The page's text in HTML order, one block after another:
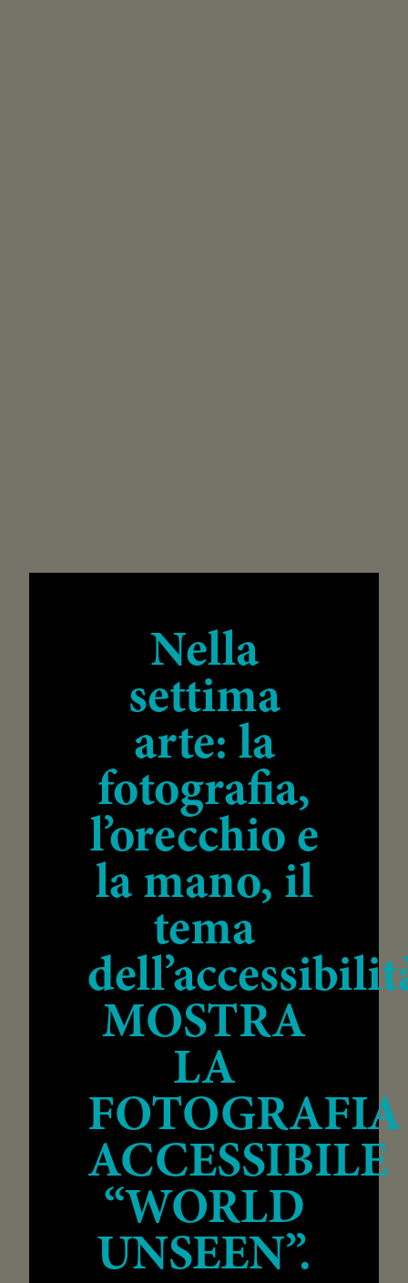
Nella
settima
arte: la
fotografia,
l’orecchio e
la mano, il
tema
MOSTRA
LA
FOTOGRAFIA
ACCESSIBILE
“WORLD
UNSEEN”.